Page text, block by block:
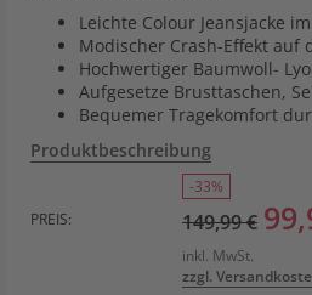
Leichte Colour Jeansjacke
Modischer Crash-Effekt auf
Hochwertiger Baumwoll-
Aufgesetze Brusttaschen,
Bequemer Tragekomfort
Produktbeschreibung
-33%
PREIS:
149,99 €
inkl. MwSt.
zzgl.